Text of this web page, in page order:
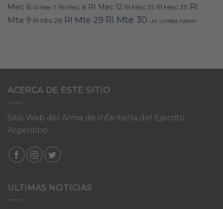
Mec 6 RI Mec 7 RI Mec 8 RI Mec 12 RI Mec 25 RI Mec 35 RI
Mte 9 RI Mte 28 RI Mte 29 RI Mte 30 un united nation
ACERCA DE ESTE SITIO
Sitio Web del Arma de Infantería del Ejército
Argentino
ULTIMAS NOTICIAS